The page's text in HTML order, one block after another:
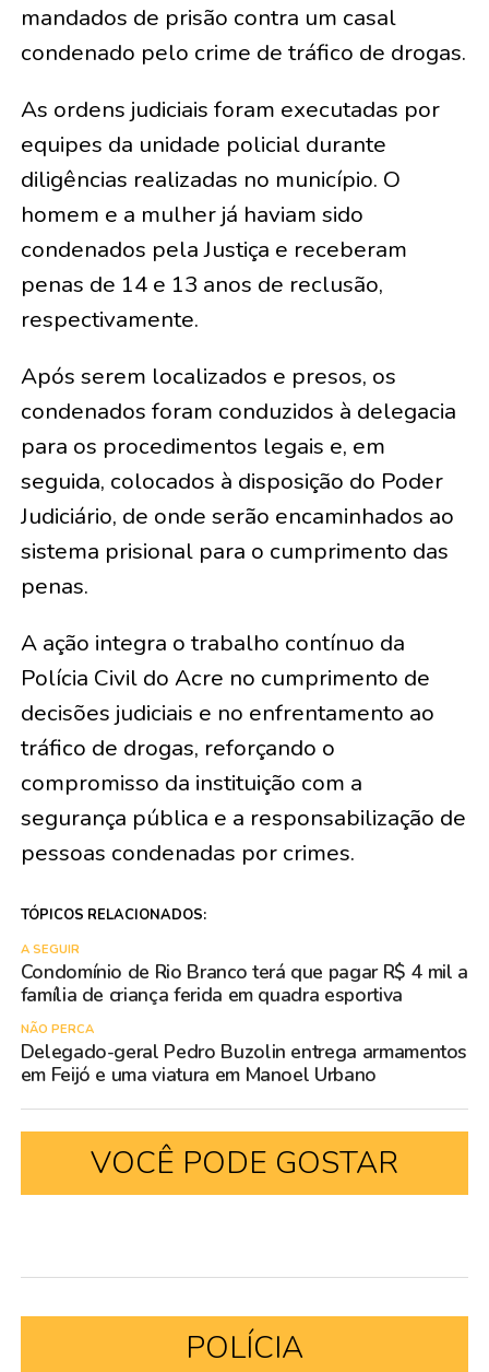
mandados de prisão contra um casal
condenado pelo crime de tráfico de drogas.
As ordens judiciais foram executadas por
equipes da unidade policial durante
diligências realizadas no município. O
homem e a mulher já haviam sido
condenados pela Justiça e receberam
penas de 14 e 13 anos de reclusão,
respectivamente.
Após serem localizados e presos, os
condenados foram conduzidos à delegacia
para os procedimentos legais e, em
seguida, colocados à disposição do Poder
Judiciário, de onde serão encaminhados ao
sistema prisional para o cumprimento das
penas.
A ação integra o trabalho contínuo da
Polícia Civil do Acre no cumprimento de
decisões judiciais e no enfrentamento ao
tráfico de drogas, reforçando o
compromisso da instituição com a
segurança pública e a responsabilização de
pessoas condenadas por crimes.
TÓPICOS RELACIONADOS:
A SEGUIR
Condomínio de Rio Branco terá que pagar R$ 4 mil a
família de criança ferida em quadra esportiva
NÃO PERCA
Delegado-geral Pedro Buzolin entrega armamentos
em Feijó e uma viatura em Manoel Urbano
VOCÊ PODE GOSTAR
POLÍCIA